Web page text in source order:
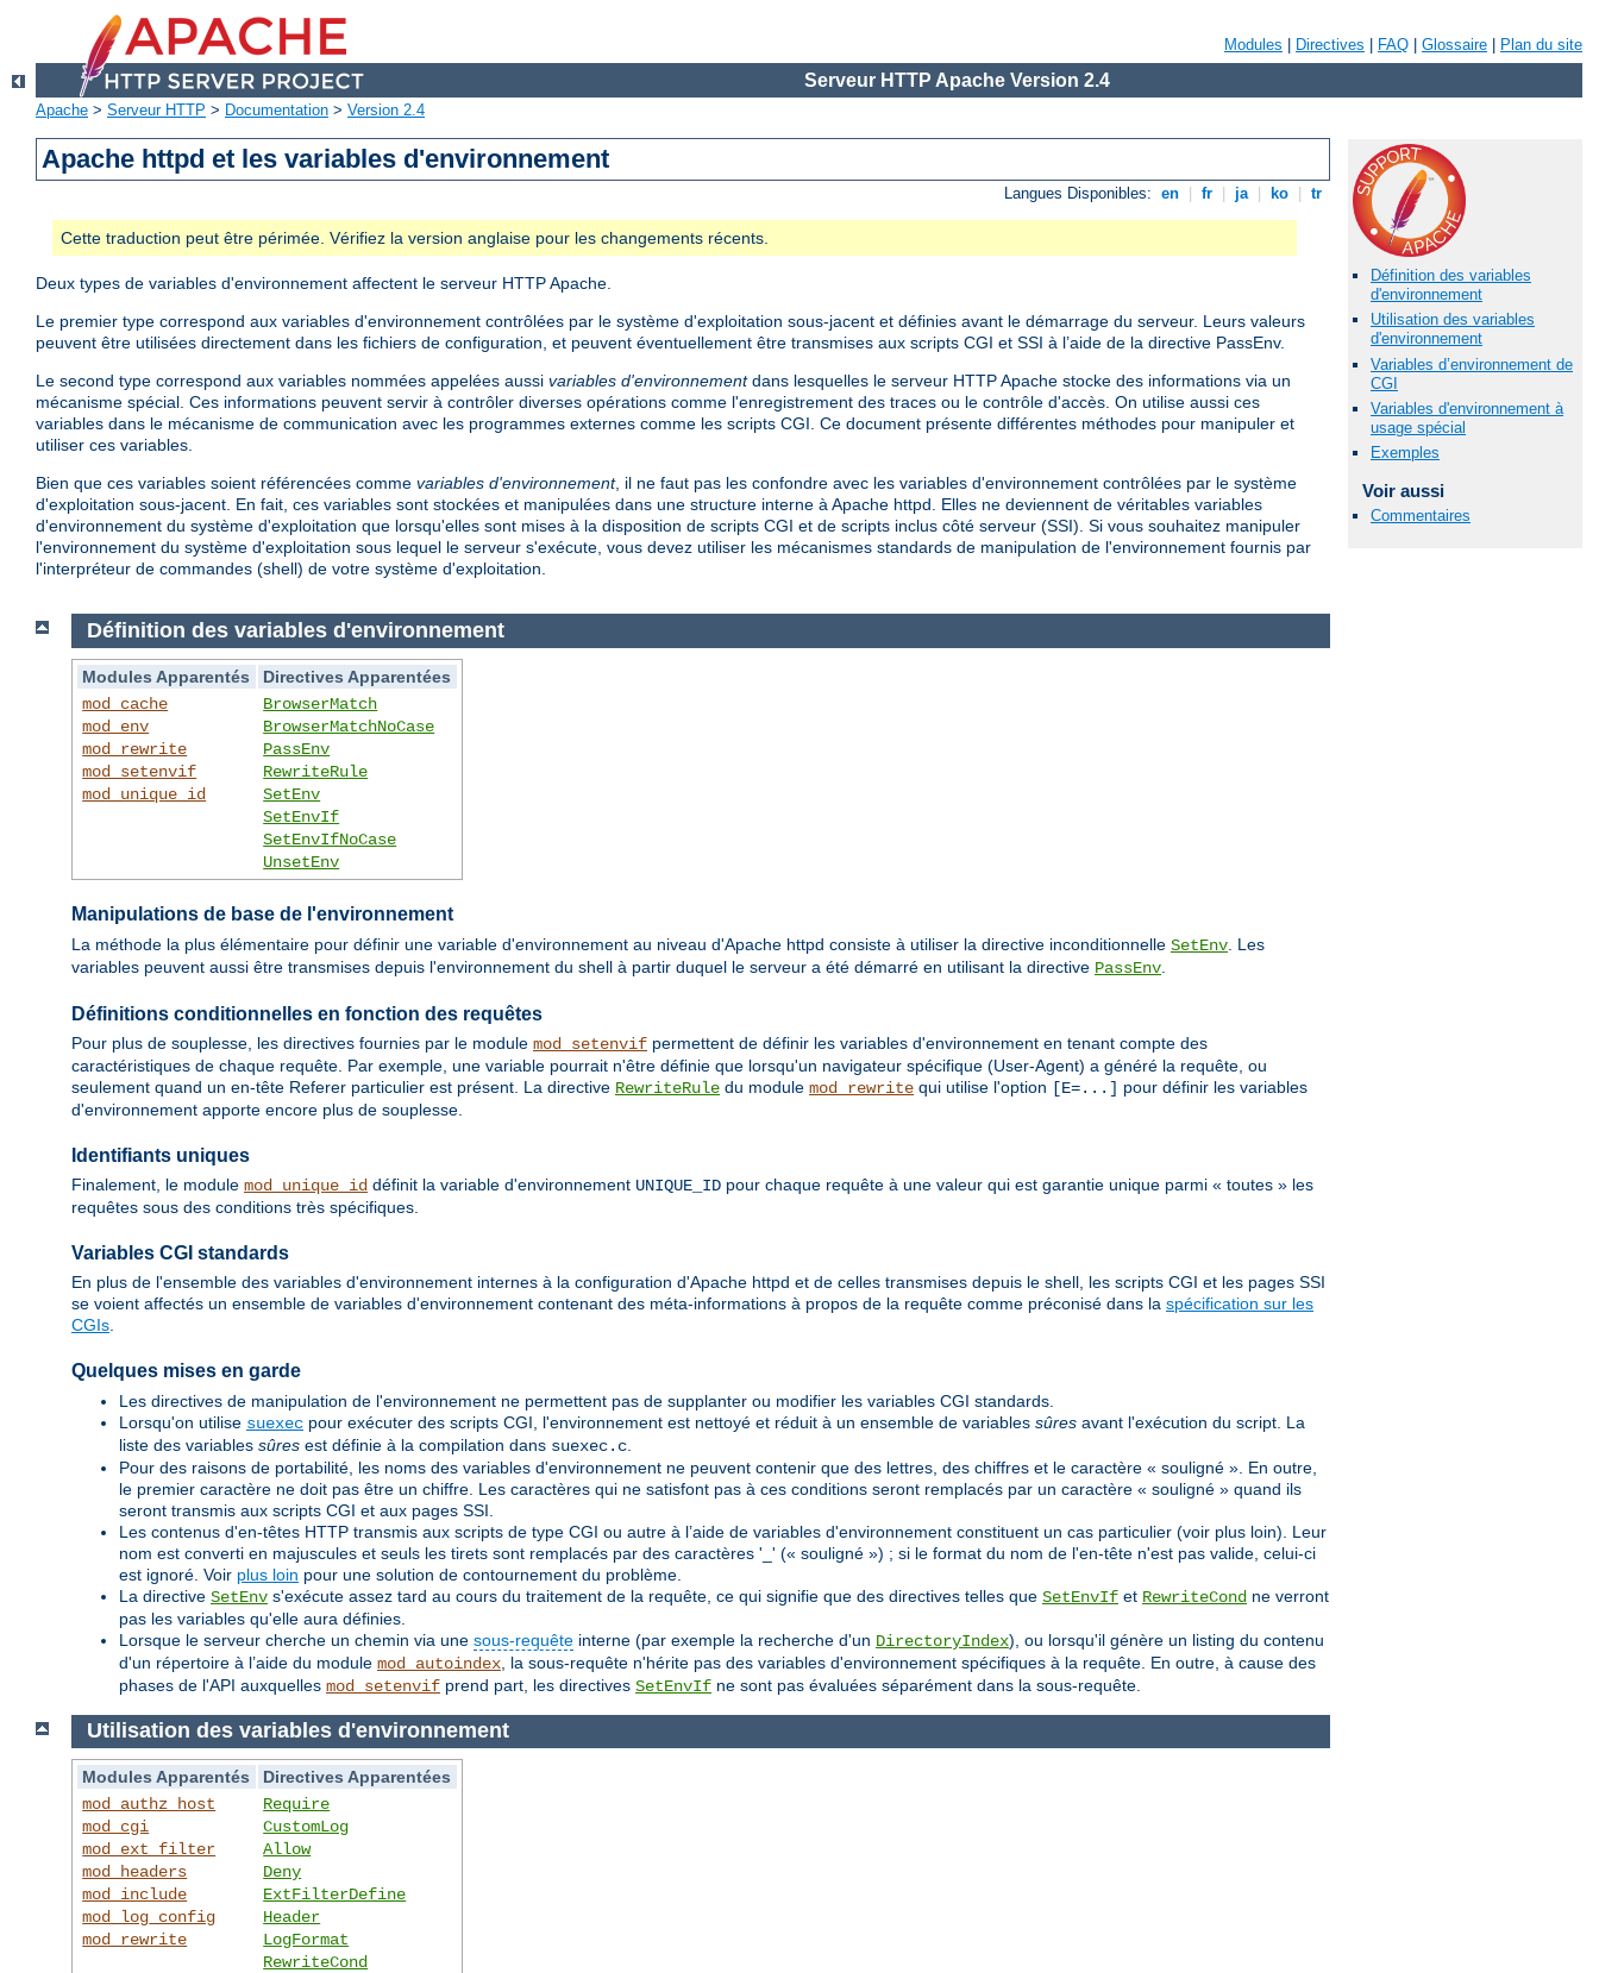
Modules Directives FAQ Glossaire Plan du site
Serveur HTTP Apache Version 2.4
Apache > Serveur HTTP > Documentation > Version 2.4
Apache httpd et les variables d'environnement
Langues Disponibles: en fr ja ko tr
Cette traduction peut être périmée. Vérifiez la version anglaise pour les changements récents.
Deux types de variables d'environnement affectent le serveur HTTP Apache.
Le premier type correspond aux variables d'environnement contrôlées par le système d'exploitation sous-jacent et définies avant le démarrage du serveur. Leurs valeurs
peuvent être utilisées directement dans les fichiers de configuration, et peuvent éventuellement être transmises aux scripts CGI et SSI à l’aide de la directive PassEnv.
Le second type correspond aux variables nommées appelées aussi variables d'environnementdans lesquelles le serveur HTTP Apache stocke des informations via un
mécanisme spécial. Ces informations peuvent servir à contrôler diverses opérations comme l'enregistrement des traces ou le contrôle d'accès. On utilise aussi ces
variables dans le mécanisme de communication avec les programmes externes comme les scripts CGI. Ce document présente différentes méthodes pour manipuler et
utiliser ces variables.
Bien que ces variables soient référencées comme variables d'environnement, il ne faut pas les confondre avec les variables d'environnement contrôlées par le système
d'exploitation sous-jacent. En fait, ces variables sont stockées et manipulées dans une structure interne à Apache httpd. Elles ne deviennent de véritables variables
d'environnement du système d'exploitation que lorsqu'elles sont mises à la disposition de scripts CGI et de scripts inclus côté serveur (SSI). Si vous souhaitez manipuler
l'environnement du système d'exploitation sous lequel le serveur s'exécute, vous devez utiliser les mécanismes standards de manipulation de l'environnement fournis par
l'interpréteur de commandes (shell) de votre système d'exploitation.
Définition des variables
d'environnement
Utilisation des variables
d'environnement
Variables d’environnement de
CGI
Variables d'environnement à
usage spécial
Exemples
Voir aussi
Commentaires
Définition des variables d'environnement
Modules Apparentés
Directives Apparentées
mod_cache
mod_env
mod_rewrite
mod_setenvif
mod_unique_id
BrowserMatch
BrowserMatchNoCase
PassEnv
RewriteRule
SetEnv
SetEnvIf
SetEnvIfNoCase
UnsetEnv
Manipulations de base de l'environnement
La méthode la plus élémentaire pour définir une variable d'environnement au niveau d'Apache httpd consiste à utiliser la directive inconditionnelle SetEnv . Les
variables peuvent aussi être transmises depuis l'environnement du shell à partir duquel le serveur a été démarré en utilisant la directive PassEnv
Définitions conditionnelles en fonction des requêtes
Pour plus de souplesse, les directives fournies par le module mod_setenvif permettent de définir les variables d'environnement en tenant compte des
caractéristiques de chaque requête. Par exemple, une variable pourrait n'être définie que lorsqu'un navigateur spécifique (User-Agent) a généré la requête, ou
seulement quand un en-tête Referer particulier est présent. La directive RewriteRule du module mod_rewrite qui utilise l'option [E=...] pour définir les variables
d'environnement apporte encore plus de souplesse.
Identifiants uniques
Finalement, le module mod_unique_id définit la variable d'environnement UNIQUE_ID pour chaque requête à une valeur qui est garantie unique parmi « toutes » les
requêtes sous des conditions très spécifiques.
Variables CGI standards
En plus de l'ensemble des variables d'environnement internes à la configuration d'Apache httpd et de celles transmises depuis le shell, les scripts CGI et les pages SSI
se voient affectés un ensemble de variables d'environnement contenant des méta-informations à propos de la requête comme préconisé dans la spécification sur les
CGIs.
Quelques mises en garde
Les directives de manipulation de l'environnement ne permettent pas de supplanter ou modifier les variables CGI standards.
Lorsqu'on utilise suexec pour exécuter des scripts CGI, l'environnement est nettoyé et réduit à un ensemble de variables sûres avant l'exécution du script. La
liste des variables sûres est définie à la compilation dans suexec.c
Pour des raisons de portabilité, les noms des variables d'environnement ne peuvent contenir que des lettres, des chiffres et le caractère « souligné ». En outre,
le premier caractère ne doit pas être un chiffre. Les caractères qui ne satisfont pas à ces conditions seront remplacés par un caractère « souligné » quand ils
seront transmis aux scripts CGI et aux pages SSI.
Les contenus d'en-têtes HTTP transmis aux scripts de type CGI ou autre à l’aide de variables d'environnement constituent un cas particulier (voir plus loin). Leur
nom est converti en majuscules et seuls les tirets sont remplacés par des caractères '_' (« souligné ») ; si le format du nom de l'en-tête n'est pas valide, celui-ci
est ignoré. Voir plus loin pour une solution de contournement du problème.
La directive SetEnv s'exécute assez tard au cours du traitement de la requête, ce qui signifie que des directives telles que SetEnvIf et RewriteCond ne verront
pas les variables qu'elle aura définies.
Lorsque le serveur cherche un chemin via une sous-requête interne (par exemple la recherche d'un DirectoryIndex), ou lorsqu'il génère un listing du contenu
d'un répertoire à l’aide du module mod_autoindex , la sous-requête n'hérite pas des variables d'environnement spécifiques à la requête. En outre, à cause des
phases de l'API auxquelles mod_setenvif prend part, les directives SetEnvIf ne sont pas évaluées séparément dans la sous-requête.
Utilisation des variables d'environnement
Modules Apparentés
Directives Apparentées
mod_authz_host
mod_cgi
mod_ext_filter
mod_headers
mod_include
mod_log_config
mod_rewrite
Require
CustomLog
Allow
Deny
ExtFilterDefine
Header
LogFormat
RewriteCond